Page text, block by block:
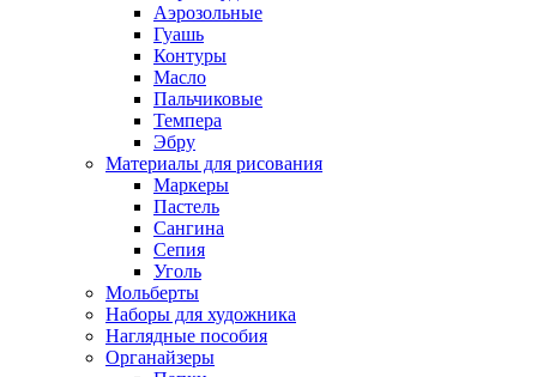
Аэрозольные
Гуашь
Контуры
Масло
Пальчиковые
Темпера
Эбру
Материалы для рисования
Маркеры
Пастель
Сангина
Сепия
Уголь
Мольберты
Наборы для художника
Наглядные пособия
Органайзеры